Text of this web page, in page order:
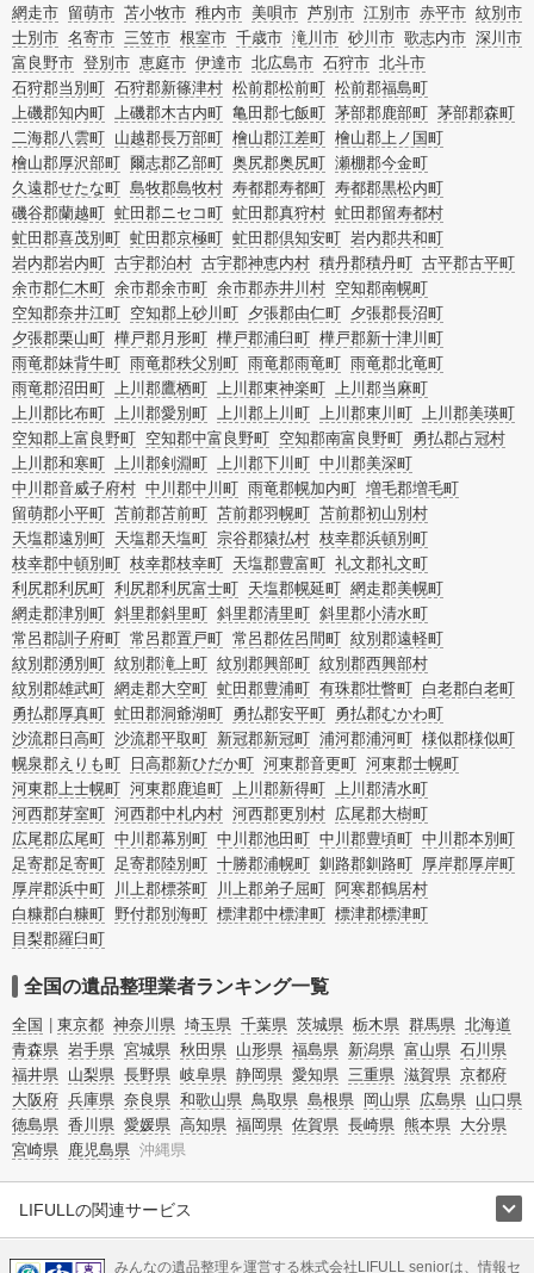
網走市 留萌市 苫小牧市 稚内市 美唄市 芦別市 江別市 赤平市 紋別市
士別市 名寄市 三笠市 根室市 千歳市 滝川市 砂川市 歌志内市 深川市
富良野市 登別市 恵庭市 伊達市 北広島市 石狩市 北斗市
石狩郡当別町 石狩郡新篠津村 松前郡松前町 松前郡福島町
上磯郡知内町 上磯郡木古内町 亀田郡七飯町 茅部郡鹿部町 茅部郡森町
二海郡八雲町 山越郡長万部町 檜山郡江差町 檜山郡上ノ国町
檜山郡厚沢部町 爾志郡乙部町 奥尻郡奥尻町 瀬棚郡今金町
久遠郡せたな町 島牧郡島牧村 寿都郡寿都町 寿都郡黒松内町
磯谷郡蘭越町 虻田郡ニセコ町 虻田郡真狩村 虻田郡留寿都村
虻田郡喜茂別町 虻田郡京極町 虻田郡倶知安町 岩内郡共和町
岩内郡岩内町 古宇郡泊村 古宇郡神恵内村 積丹郡積丹町 古平郡古平町
余市郡仁木町 余市郡余市町 余市郡赤井川村 空知郡南幌町
空知郡奈井江町 空知郡上砂川町 夕張郡由仁町 夕張郡長沼町
夕張郡栗山町 樺戸郡月形町 樺戸郡浦臼町 樺戸郡新十津川町
雨竜郡妹背牛町 雨竜郡秩父別町 雨竜郡雨竜町 雨竜郡北竜町
雨竜郡沼田町 上川郡鷹栖町 上川郡東神楽町 上川郡当麻町
上川郡比布町 上川郡愛別町 上川郡上川町 上川郡東川町 上川郡美瑛町
空知郡上富良野町 空知郡中富良野町 空知郡南富良野町 勇払郡占冠村
上川郡和寒町 上川郡剣淵町 上川郡下川町 中川郡美深町
中川郡音威子府村 中川郡中川町 雨竜郡幌加内町 増毛郡増毛町
留萌郡小平町 苫前郡苫前町 苫前郡羽幌町 苫前郡初山別村
天塩郡遠別町 天塩郡天塩町 宗谷郡猿払村 枝幸郡浜頓別町
枝幸郡中頓別町 枝幸郡枝幸町 天塩郡豊富町 礼文郡礼文町
利尻郡利尻町 利尻郡利尻富士町 天塩郡幌延町 網走郡美幌町
網走郡津別町 斜里郡斜里町 斜里郡清里町 斜里郡小清水町
常呂郡訓子府町 常呂郡置戸町 常呂郡佐呂間町 紋別郡遠軽町
紋別郡湧別町 紋別郡滝上町 紋別郡興部町 紋別郡西興部村
紋別郡雄武町 網走郡大空町 虻田郡豊浦町 有珠郡壮瞥町 白老郡白老町
勇払郡厚真町 虻田郡洞爺湖町 勇払郡安平町 勇払郡むかわ町
沙流郡日高町 沙流郡平取町 新冠郡新冠町 浦河郡浦河町 様似郡様似町
幌泉郡えりも町
日高郡新ひだか町 河東郡音更町 河東郡士幌町
河東郡上士幌町 河東郡鹿追町 上川郡新得町 上川郡清水町
河西郡芽室町 河西郡中札内村 河西郡更別村 広尾郡大樹町
広尾郡広尾町 中川郡幕別町 中川郡池田町 中川郡豊頃町 中川郡本別町
足寄郡足寄町 足寄郡陸別町 十勝郡浦幌町 釧路郡釧路町 厚岸郡厚岸町
厚岸郡浜中町
川上郡標茶町 川上郡弟子屈町 阿寒郡鶴居村
白糠郡白糠町 野付郡別海町 標津郡中標津町 標津郡標津町
目梨郡羅臼町
全国の遺品整理業者ランキング一覧
全国 東京都 神奈川県 埼玉県 千葉県 茨城県 栃木県 群馬県 北海道
青森県 岩手県 宮城県 秋田県 山形県 福島県 新潟県 富山県 石川県
福井県 山梨県 長野県 岐阜県 静岡県 愛知県 三重県 滋賀県 京都府
大阪府 兵庫県 奈良県 和歌山県 鳥取県 島根県 岡山県 広島県 山口県
徳島県 香川県 愛媛県 高知県 福岡県 佐賀県 長崎県 熊本県 大分県
宮崎県 鹿児島県 沖縄県
LIFULLの関連サービス
みんなの遺品整理を運営する株式会社LIFULL seniorは、情報セ